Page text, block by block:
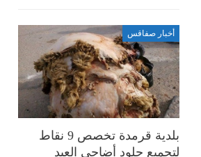
أخبار صفاقس
بلدية قرمدة تخصص 9 نقاط
لتجميع جلود أضاحي العيد